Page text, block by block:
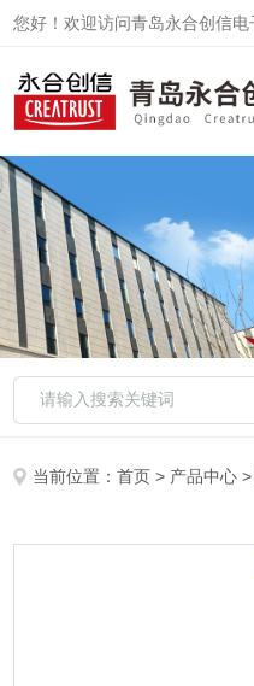
您好！欢迎访问青岛永合创信电
当前位置：首页 > 产品中心 >